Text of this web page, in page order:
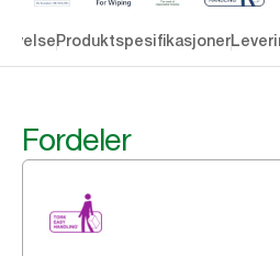
Produktspesifikasjoner
Fordeler